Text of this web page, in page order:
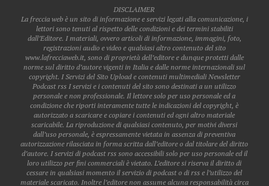
DISCLAIMER
La freccia web è un sito di informazione e servizi legati alla comunicazione, i
lettori sono tenuti al rispetto delle condizioni e dei termini stabiliti
dall’Editore. I materiali, ovvero articoli di informazione, immagini, foto,
registrazioni audio e video e qualsiasi altro contenuto del sito
www.lafrecciaweb.it, sono di proprietà dell’editore e dunque protetti dalle
norme sul diritto d’autore vigenti in Italia e dalle norme internazionali sul
copyright. I Servizi del Sito Upload e contenuti multimediali Newsletter
Podcast rss I servizi e i contenuti del sito sono destinati a un utilizzo
personale e non professionale. Il lettore solo per uso personale ed a
condizione che riporti interamente tutte le indicazioni del copyright, è
autorizzato a scaricare e copiare i contenuti ed ogni altro materiale
scaricabile. La riproduzione di qualsiasi contenuto, per motivi diversi
dall’uso personale, è espressamente vietata in assenza di preventiva
autorizzazione rilasciata in forma scritta dall’editore o dal titolare del diritto
d’autore. I servizi di podcast rss sono accessibili solo per uso personale ed il
loro utilizzo per fini commerciali è vietato. L’editore si riserva il diritto di
cessare in qualsiasi momento il servizio di podcast o di rss e l’utilizzo del
materiale scaricato. Inoltre l’editore non assume alcuna responsabilità circa